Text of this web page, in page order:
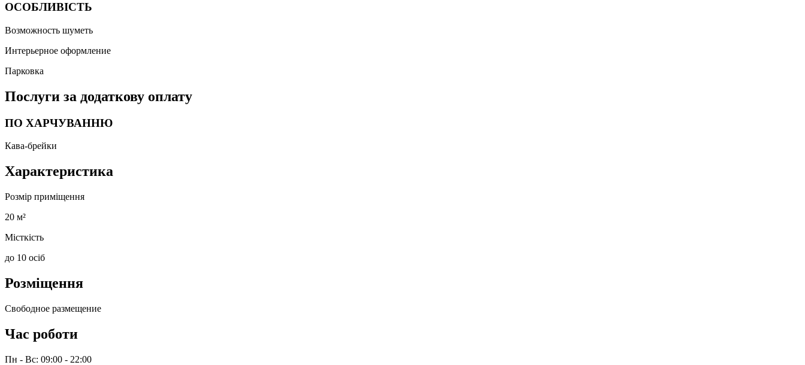
ОСОБЛИВІСТЬ
Возможность шуметь
Интерьерное оформление
Парковка
Послуги за додаткову оплату
ПО ХАРЧУВАННЮ
Кава-брейки
Характеристика
Розмір приміщення
20 м²
Місткість
до 10 осіб
Розміщення
Свободное размещение
Час роботи
Пн - Вс: 09:00 - 22:00